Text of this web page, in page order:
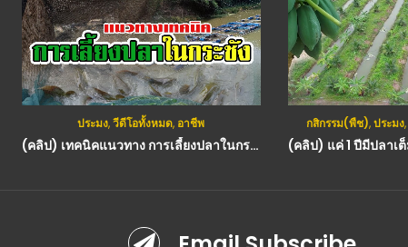
ประมง,วีดีโอทั้งหมด, อาชีพ
(คลิป) เทคนิคแนวทาง การเลี้ยงปลาในกระชัง : วีดีโอ เกษตร
กสิกรรม(พืช),ประมง,